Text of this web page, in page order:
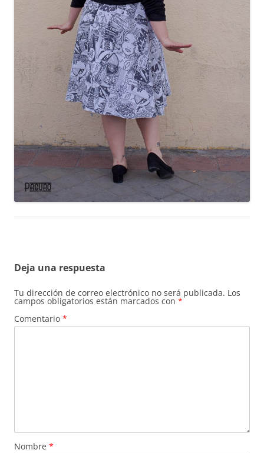
Deja una respuesta
Tu dirección de correo electrónico no será publicada. Los
campos obligatorios están marcados con *
Comentario *
Nombre *